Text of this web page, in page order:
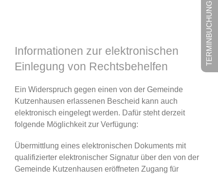
Informationen zur elektronischen
Einlegung von Rechtsbehelfen
Ein Widerspruch gegen einen von der Gemeinde
Kutzenhausen erlassenen Bescheid kann auch
elektronisch eingelegt werden. Dafür steht derzeit
folgende Möglichkeit zur Verfügung:
Übermittlung eines elektronischen Dokuments mit
qualifizierter elektronischer Signatur über den von der
Gemeinde Kutzenhausen eröffneten Zugang für
TERMINBUCHUNG